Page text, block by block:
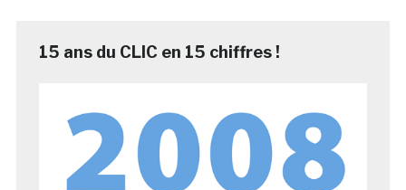
15 ans du CLIC en 15 chiffres !